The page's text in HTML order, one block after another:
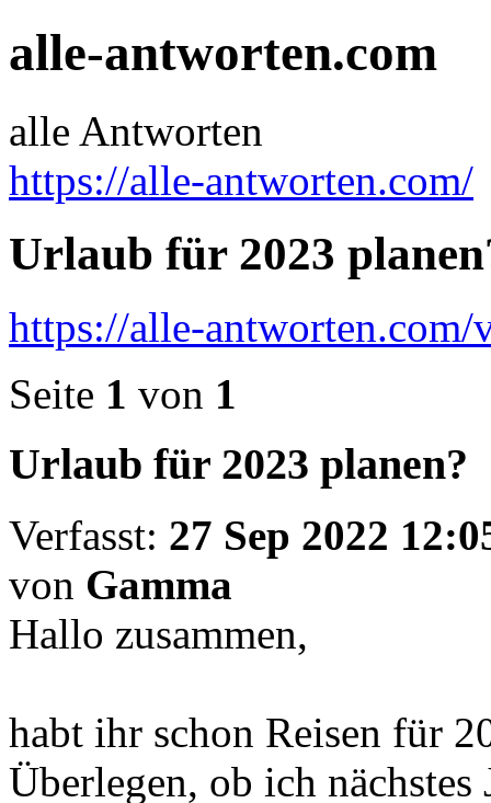
alle-antworten.com
alle Antworten
https://alle-antworten.com/
Urlaub für 2023
https://alle-
Seite 1 von 1
Urlaub für 2023 planen?
Verfasst: 27 Sep 2022
von Gamma
Hallo zusammen,
habt ihr schon Reisen für
Überlegen, ob ich